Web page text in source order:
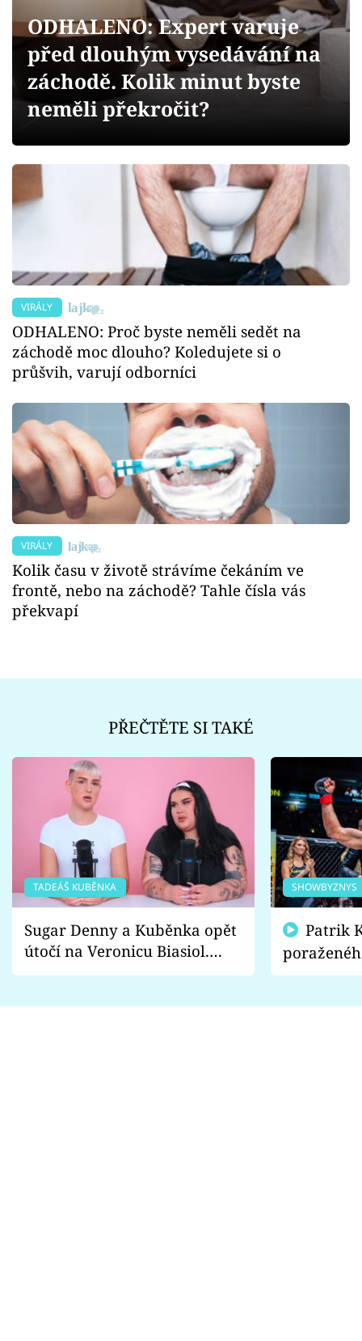
Videa
Sledujte prima+
Sledujte nás
ODHALENO: Expert varuje
před dlouhým vysedávání na
záchodě. Kolik minut byste
neměli překročit?
VIRÁLY
ODHALENO: Proč byste neměli sedět na
záchodě moc dlouho? Koledujete si o
průšvih, varují odborníci
VIRÁLY
Kolik času v životě strávíme čekáním ve
frontě, nebo na záchodě? Tahle čísla vás
překvapí
PŘEČTĚTE SI TAKÉ
TADEÁŠ KUBĚNKA
Sugar Denny a Kuběnka opět
útočí na Veronicu Biasiol.
Proč je podle nich falešná a
SHOWBYZNYS
fanoušci